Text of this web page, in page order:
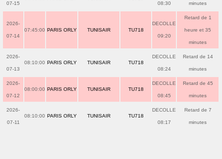
07-15 08:30 minutes
2026-
07-14
07:45:00 PARIS ORLY TUNISAIR TU718
DECOLLE
09:20
Retard de 1
heure et 35
minutes
2026-
07-13
08:10:00 PARIS ORLY TUNISAIR TU718
DECOLLE
08:24
Retard de 14
minutes
2026-
07-12
08:00:00 PARIS ORLY TUNISAIR TU718
DECOLLE
08:45
Retard de 45
minutes
2026-
07-11
08:10:00 PARIS ORLY TUNISAIR TU718
DECOLLE
08:17
Retard de 7
minutes